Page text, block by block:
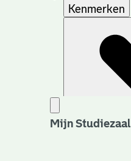
Kenmerken
Mijn Studiezaal